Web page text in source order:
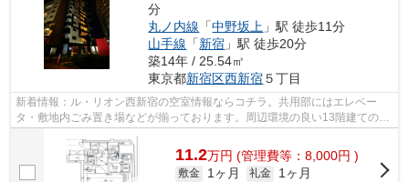
分
丸ノ内線 「中野坂上 」駅 徒歩11分
山手線 「新宿 」駅 徒歩20分
築14年 / 25.54㎡
東京都新宿区西新宿５丁目
新着情報：ル・リオン西新宿の空室情報ならコチラ。共用部にはエレベー
タ・敷地内ごみ置き場などが揃っております。周辺環境の良い13階建ての建
11.2万円 (管理費等：8,000円 )
敷金 1ヶ月 礼金
1ヶ月